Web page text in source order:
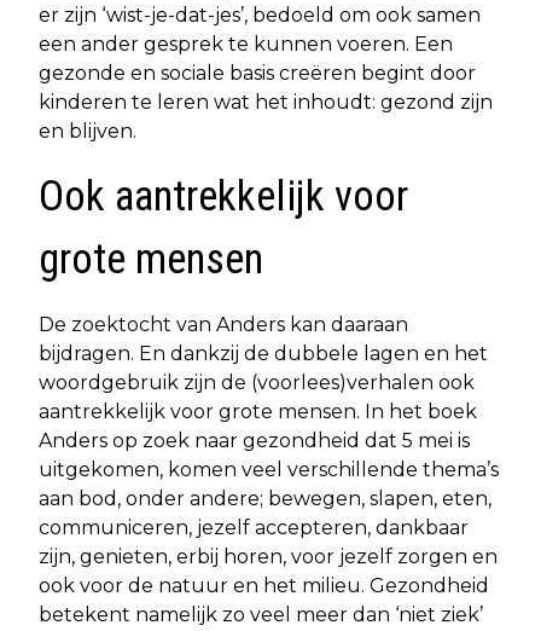
er zijn ‘wist-je-dat-jes’, bedoeld om ook samen
een ander gesprek te kunnen voeren. Een
gezonde en sociale basis creëren begint door
kinderen te leren wat het inhoudt: gezond zijn
en blijven.
Ook aantrekkelijk voor
grote mensen
De zoektocht van Anders kan daaraan
bijdragen. En dankzij de dubbele lagen en het
woordgebruik zijn de (voorlees)verhalen ook
aantrekkelijk voor grote mensen. In het boek
Anders op zoek naar gezondheid dat 5 mei is
uitgekomen, komen veel verschillende thema’s
aan bod, onder andere; bewegen, slapen, eten,
communiceren, jezelf accepteren, dankbaar
zijn, genieten, erbij horen, voor jezelf zorgen en
ook voor de natuur en het milieu. Gezondheid
betekent namelijk zo veel meer dan ‘niet ziek’